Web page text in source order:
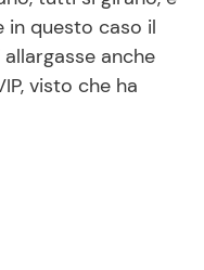
in questo caso il
anche
visto che ha